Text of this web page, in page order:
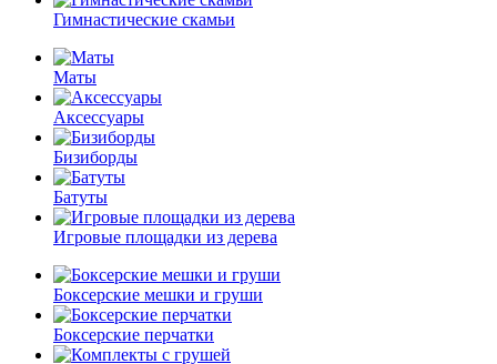
Гимнастические скамьи
Маты
Аксессуары
Бизиборды
Батуты
Игровые площадки из дерева
Боксерские мешки и груши
Боксерские перчатки